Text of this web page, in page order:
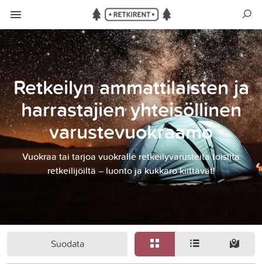
Retkeilyn ammattilaisten ja
harrastajien yhteisöllinen
varustevuokraamo
Vuokraa tai tarjoa vuokralle retkeilyvarusteita toisilta
retkeilijöiltä – luonto ja kukkaro kiittävät!
Suodata